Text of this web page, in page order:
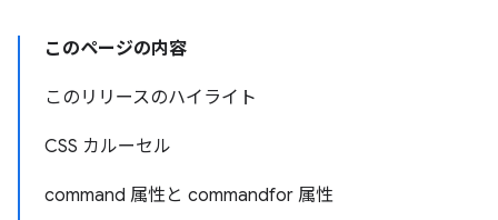
このページの内容
このリリースのハイライト
CSS カルーセル
command 属性と commandfor 属性